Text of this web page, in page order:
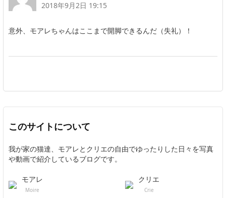
2018年9月2日 19:15
意外、モアレちゃんはここまで開脚できるんだ（失礼）！
このサイトについて
我が家の猫達、モアレとクリエの自由でゆったりした日々を写真
や動画で紹介しているブログです。
モアレ
Moire
クリエ
Crie